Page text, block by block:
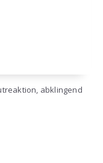
abklingend